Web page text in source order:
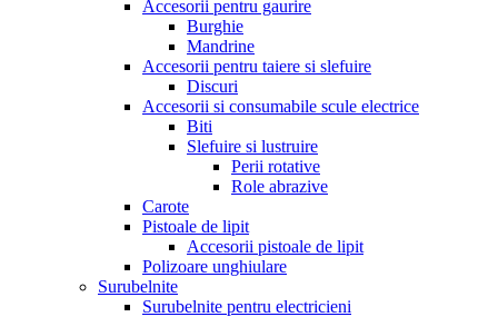
Accesorii pentru gaurire
Burghie
Mandrine
Accesorii pentru taiere si slefuire
Discuri
Accesorii si consumabile scule electrice
Biti
Slefuire si lustruire
Perii rotative
Role abrazive
Carote
Pistoale de lipit
Accesorii pistoale de lipit
Polizoare unghiulare
Surubelnite
Surubelnite pentru electricieni